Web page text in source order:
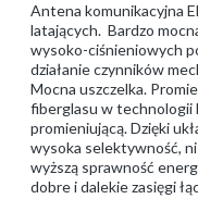
Antena komunikacyjna
latających. Bardzo
wysoko-ciśnieniowych
działanie czynników
Mocna uszczelka.
fiberglasu w technologii
promieniującą. Dzięki
wysoka selektywność,
wyższą sprawność
dobre i dalekie zasięgi